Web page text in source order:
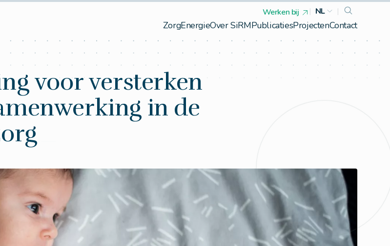
Werken bij | NL |
ZorgEnergieOver SiRMPublicatiesProjectenContact
voor versterken
in de